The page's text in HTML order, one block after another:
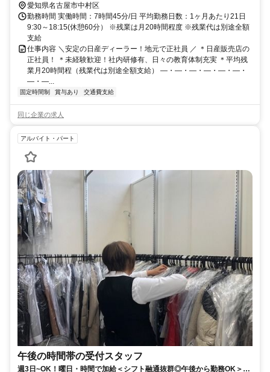
愛知県名古屋市中村区
勤務時間 実働時間：7時間45分/日 平均勤務日数：1ヶ月あたり21日
9:30～18:15(休憩60分） ※残業は月20時間程度 ※残業代は別途全額
支給
仕事内容 ＼安定の日産ディーラー！地元で正社員 ／ ＊日産販売店の
正社員！ ＊未経験歓迎！社内研修有、日々の教育体制充実 ＊平均残
業月20時間程（残業代は別途全額支給） ―・―・―・―・―・―・
―・―...
固定時間制 賞与あり 交通費支給
同じ企業の求人
アルバイト・パート
午後の時間帯の受付スタッフ
週3日~OK！曜日・時間で加給＜シフト融通抜群◎午後から勤務OK＞未